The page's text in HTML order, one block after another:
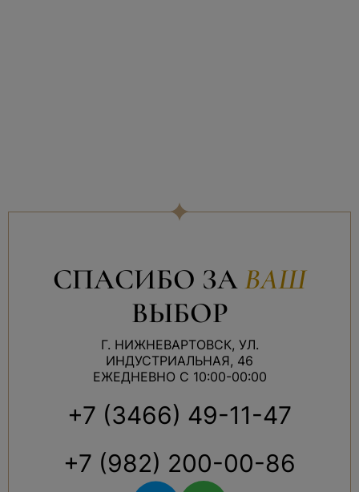
СПАСИБО ЗАВАШ
ВЫБОР
Г. НИЖНЕВАРТОВСК, УЛ.
ИНДУСТРИАЛЬНАЯ, 46
ЕЖЕДНЕВНО С 10:00-00:00
+7 (3466) 49-11-47
+7 (982) 200-00-86